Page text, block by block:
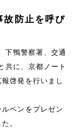
防止を呼び
下鴨警察署、交通
共に、京都ノート
啓発を行いまし
ペンをプレゼン
。